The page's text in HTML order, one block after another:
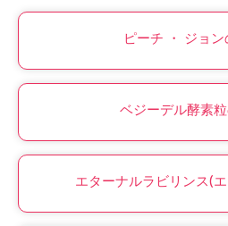
ピーチ ・ ジョン
ベジーデル酵素粒
エターナルラビリンス(